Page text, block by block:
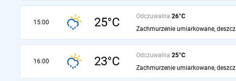
15:00 25°C Odczuwalna 26°C
Zachmurzenie umiarkowane, deszcz
16:00 23°C Odczuwalna 25°C
Zachmurzenie umiarkowane, deszcz